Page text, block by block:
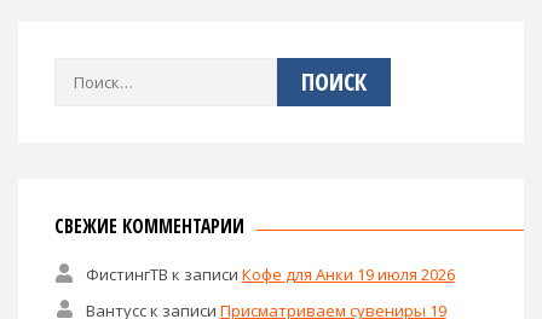
Найти:
СВЕЖИЕ КОММЕНТАРИИ
ФистингТВ к записи Кофе для Анки 19 июля 2026
Вантусск записи Присматриваем сувениры 19